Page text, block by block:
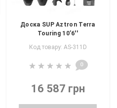
Доска SUP Aztron Terra
Touring 10’6''
Код товару: AS-311D
0
16 587 грн